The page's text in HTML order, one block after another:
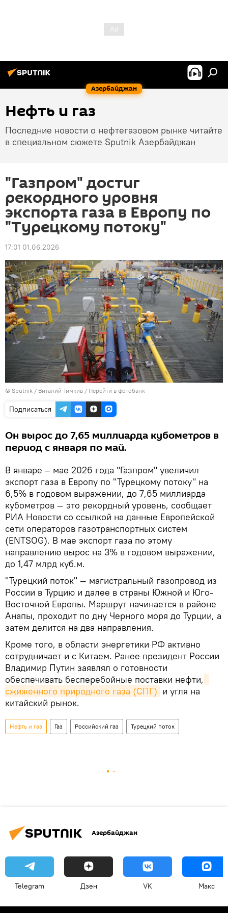
Азербайджан
Нефть и газ
Последние новости о нефтегазовом рынке читайте
в специальном сюжете Sputnik Азербайджан
"Газпром" достиг
рекордного уровня
экспорта газа в Европу по
"Турецкому потоку"
17:01 01.06.2026
© Sputnik / Виталий Тимкив / Перейти в фотобанк
Подписаться
Он вырос до 7,65 миллиарда кубометров в
период с января по май.
В январе – мае 2026 года "Газпром" увеличил
экспорт газа в Европу по "Турецкому потоку" на
6,5% в годовом выражении, до 7,65 миллиарда
кубометров — это рекордный уровень, сообщает
РИА Новости со ссылкой на данные Европейской
сети операторов газотранспортных систем
(ENTSOG). В мае экспорт газа по этому
направлению вырос на 3% в годовом выражении,
до 1,47 млрд куб.м.
"Турецкий поток" — магистральный газопровод из
России в Турцию и далее в страны Южной и Юго-
Восточной Европы. Маршрут начинается в районе
Анапы, проходит по дну Черного моря до Турции, а
затем делится на два направления.
Кроме того, в области энергетики РФ активно
сотрудничает и с Китаем. Ранее президент России
Владимир Путин заявлял о готовности
обеспечивать бесперебойные поставки нефти,
сжиженного природного газа (СПГ) и угля на
китайский рынок.
Нефть и газ Газ Российский газ Турецкий поток
Азербайджан
Telegram Дзен VK Макс